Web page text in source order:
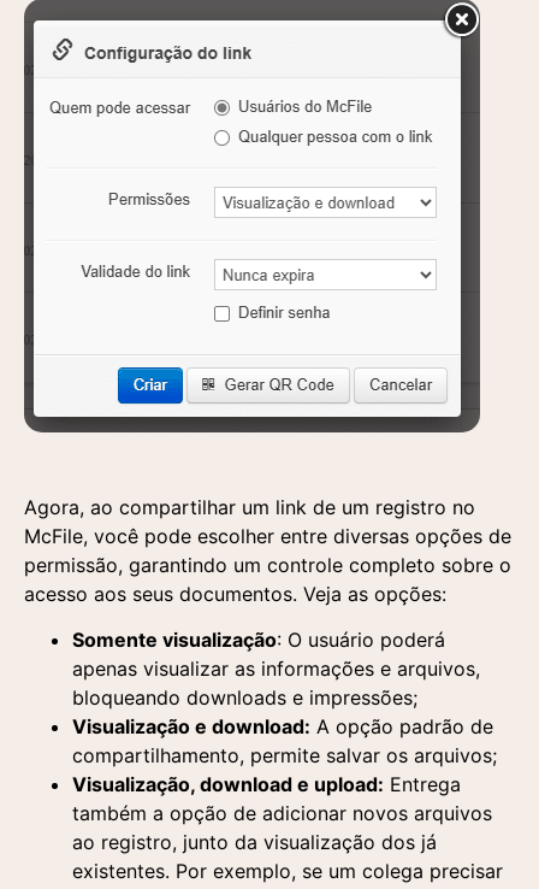
Agora, ao compartilhar um link de um registro no
McFile, você pode escolher entre diversas opções de
permissão, garantindo um controle completo sobre o
acesso aos seus documentos. Veja as opções:
Somente visualização: O usuário poderá
apenas visualizar as informações e arquivos,
bloqueando downloads e impressões;
Visualização e download: A opção padrão de
compartilhamento, permite salvar os arquivos;
Visualização, download e upload: Entrega
também a opção de adicionar novos arquivos
ao registro, junto da visualização dos já
existentes. Por exemplo, se um colega precisar